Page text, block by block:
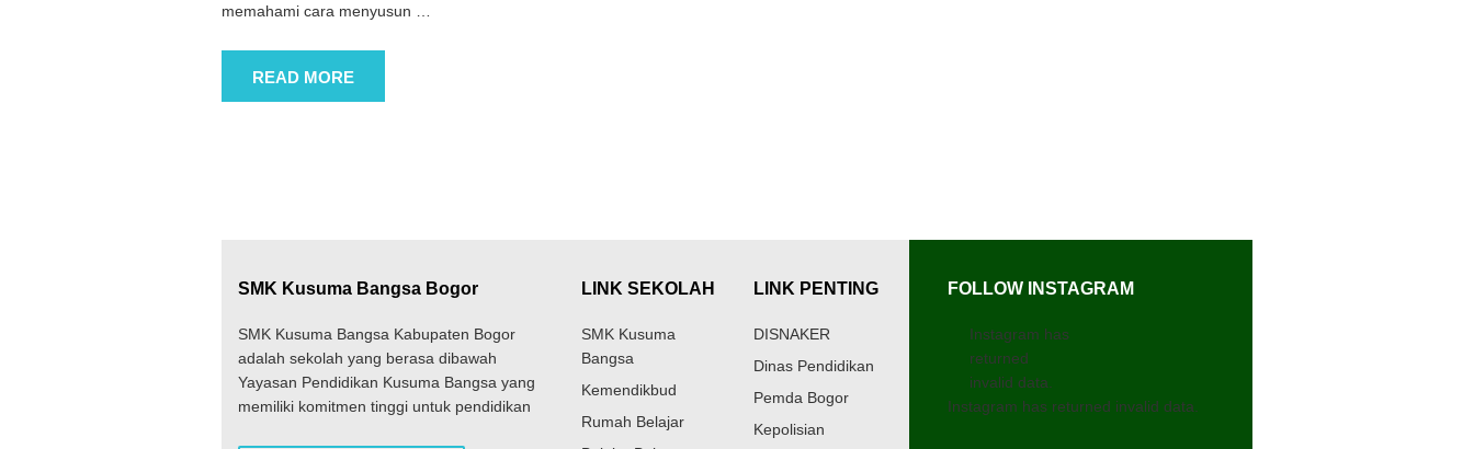
memahami cara menyusun
READ MORE
SMK Kusuma Bangsa Bogor
SMK Kusuma Bangsa Kabupaten Bogor
adalah sekolah yang berasa dibawah
Yayasan Pendidikan Kusuma Bangsa yang
memiliki komitmen tinggi untuk pendidikan
LINK SEKOLAH
SMK Kusuma
Bangsa
Kemendikbud
Rumah Belajar
LINK PENTING
DISNAKER
Dinas Pendidikan
Pemda Bogor
Kepolisian
FOLLOW INSTAGRAM
Instagram has
returned
invalid data.
Instagram has returned invalid data.